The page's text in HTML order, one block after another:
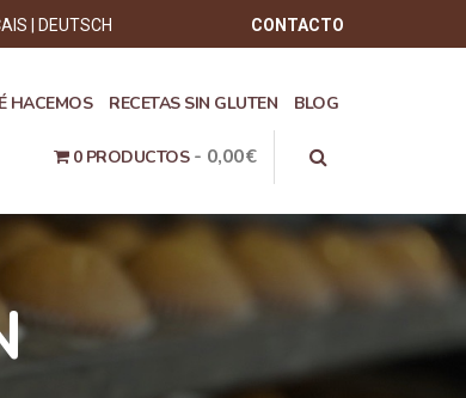
CONTACTO
DEUTSCH
HACEMOS RECETAS SIN GLUTEN BLOG
0 PRODUCTOS 0,00€